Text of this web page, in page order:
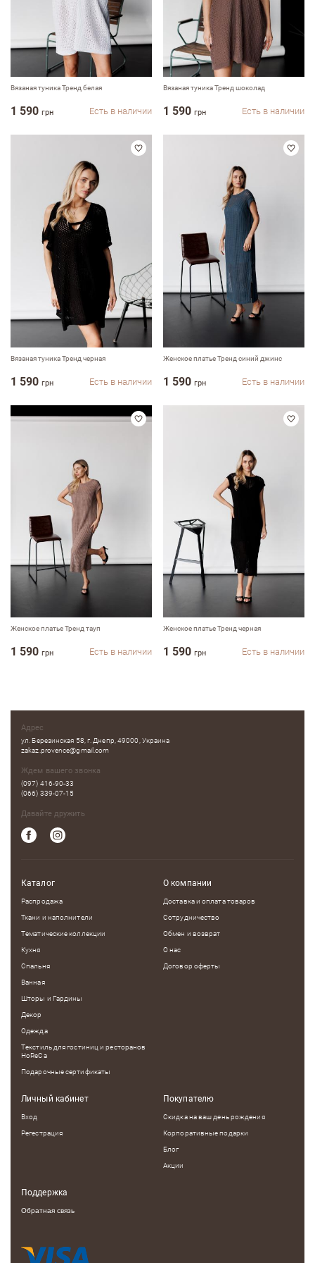
Вязаная туника Тренд белая
1 590 грн Есть в наличии
Вязаная туника Тренд шоколад
1 590 грн Есть в наличии
Вязаная туника Тренд черная
1 590 грн Есть в наличии
Женское платье Тренд синий джинс
1 590 грн Есть в наличии
Женское платье Тренд тауп
1 590 грн Есть в наличии
Женское платье Тренд черная
1 590 грн Есть в наличии
Адрес
ул. Березинская 58, г. Днепр, 49000, Украина
zakaz.provence@gmail.com
Ждем вашего звонка
(097) 416-90-33
(066) 339-07-15
Давайте дружить
Каталог
Распродажа
Ткани и наполнители
Тематические коллекции
Кухня
Спальня
Ванная
Шторы и Гардины
Декор
Одежда
Текстиль для гостиниц и ресторанов
HoReCa
Подарочные сертификаты
О компании
Доставка и оплата товаров
Сотрудничество
Обмен и возврат
О нас
Договор оферты
Личный кабинет
Вход
Регестрация
Покупателю
Скидка на ваш день рождения
Корпоративные подарки
Блог
Акции
Поддержка
Обратная связь
Оставить отзыв
Комментарий
Достоинства